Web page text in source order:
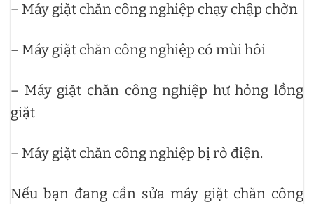
– Máy giặt chăn công nghiệp chạy chập chờn
– Máy giặt chăn công nghiệp có mùi hôi
– Máy giặt chăn công nghiệp hư hỏng lồng
giặt
– Máy giặt chăn công nghiệp bị rò điện.
Nếu bạn đang cần sửa máy giặt chăn công